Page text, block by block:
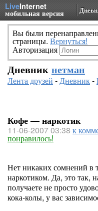
LiveInternet
мобильная версия
Вы были
страницы. Вернуться!
Авторизация
Дневник нетман
Лента друзей -Дневник-
Кофе — наркотик
11-06-2007 03:38 к
понравилось!
Нет никаких сомнений в
наркотиком. Да, это так,
получаете не просто
кока-колы, у вас